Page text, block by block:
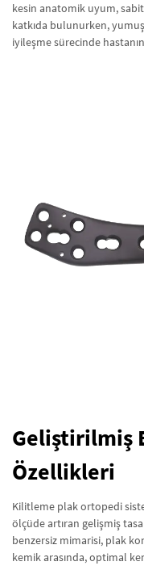
kesin anatomik uyum,
katkıda bulunurken,
iyileşme sürecinde hastanın
Geliştirilmiş
Özellikleri
Kilitleme plak ortopedi
ölçüde artıran gelişmiş
benzersiz mimarisi, plak
kemik arasında, optimal